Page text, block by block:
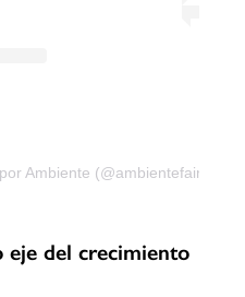
Ambiente (@ambientefair)
eje del crecimiento